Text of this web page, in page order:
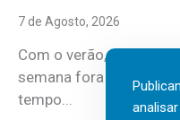
7 de Agosto, 2026
Com o verão, chegam
semana fora e os dias
tempo...